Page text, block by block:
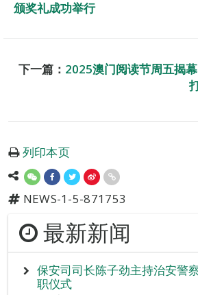
颁奖礼成功举行
下一篇： 2025澳门阅读节周五揭
列印本页
NEWS-1-5-871753
最新新闻
保安司司长陈子劲主持治安警
职仪式